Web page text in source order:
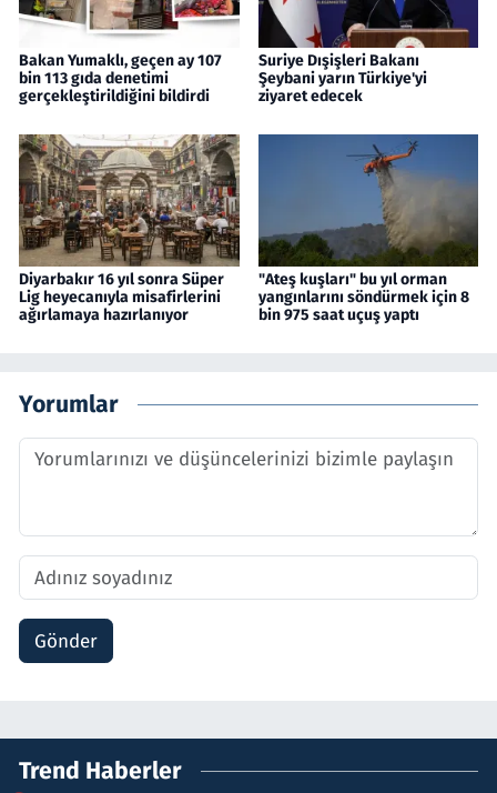
Bakan Yumaklı, geçen ay 107
bin 113 gıda denetimi
gerçekleştirildiğini bildirdi
Suriye Dışişleri Bakanı
Şeybani yarın Türkiye'yi
ziyaret edecek
Diyarbakır 16 yıl sonra Süper
Lig heyecanıyla misafirlerini
ağırlamaya hazırlanıyor
"Ateş kuşları" bu yıl orman
yangınlarını söndürmek için 8
bin 975 saat uçuş yaptı
Yorumlar
Gönder
Trend Haberler